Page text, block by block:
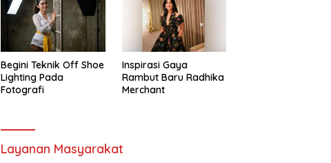
Begini Teknik Off Shoe
Lighting Pada
Fotografi
Inspirasi Gaya
Rambut Baru Radhika
Merchant
Layanan Masyarakat